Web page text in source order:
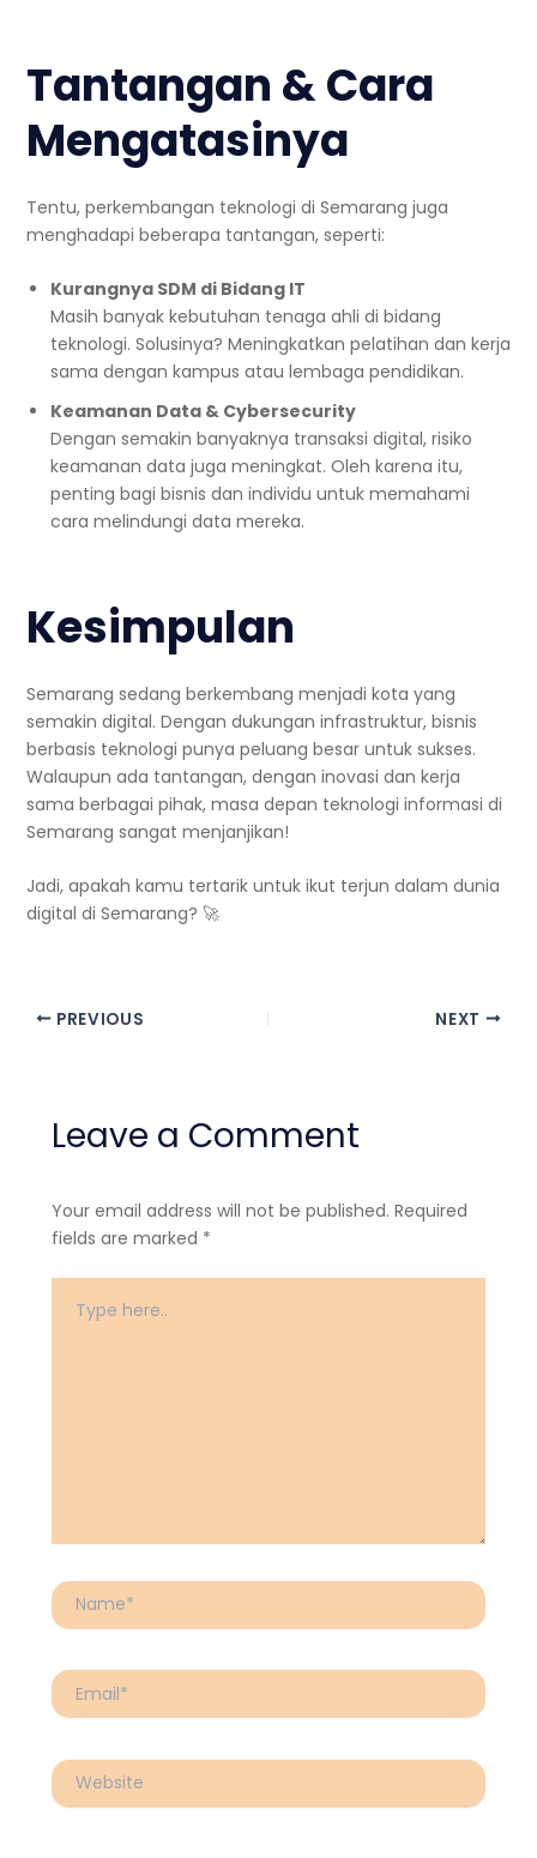
Tantangan & Cara
Mengatasinya
Tentu, perkembangan teknologi di Semarang juga
menghadapi beberapa tantangan, seperti:
Kurangnya SDM di Bidang IT
Masih banyak kebutuhan tenaga ahli di bidang
teknologi. Solusinya? Meningkatkan pelatihan dan kerja
sama dengan kampus atau lembaga pendidikan.
Keamanan Data & Cybersecurity
Dengan semakin banyaknya transaksi digital, risiko
keamanan data juga meningkat. Oleh karena itu,
penting bagi bisnis dan individu untuk memahami
cara melindungi data mereka.
Kesimpulan
Semarang sedang berkembang menjadi kota yang
semakin digital. Dengan dukungan infrastruktur, bisnis
berbasis teknologi punya peluang besar untuk sukses.
Walaupun ada tantangan, dengan inovasi dan kerja
sama berbagai pihak, masa depan teknologi informasi di
Semarang sangat menjanjikan!
Jadi, apakah kamu tertarik untuk ikut terjun dalam dunia
digital di Semarang? 🚀
PREVIOUS NEXT
Leave a Comment
Your email address will not be published. Required
fields are marked *
Type
here..
Name*
Email*
Website